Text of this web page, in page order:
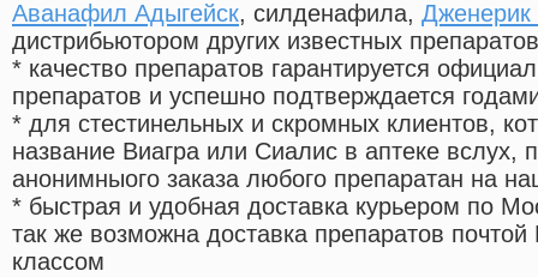
Аванафил Адыгейск, силденафила, Дженерик
дистрибьютором других известных препаратов
* качество препаратов гарантируется
препаратов и успешно подтверждается
* для стестинельных и скромных клиентов,
название Виагра или Сиалис в аптеке вслух,
анонимныого заказа любого препаратан на
* быстрая и удобная доставка курьером по
так же возможна доставка препаратов
классом